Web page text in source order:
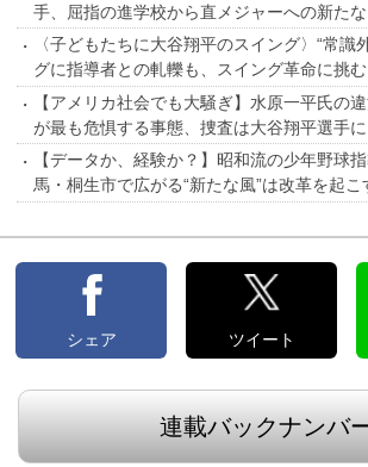
手、屈指の進学校から直メジャーへの新た
〈子どもたちに大谷翔平のスイング〉“常識
グに指導者との軋轢も、スイング革命に挑む
【アメリカ社会でも大騒ぎ】水原一平氏の
が最も危惧する事態、捜査は大谷翔平選手
【データか、経験か？】昭和流の少年野球
馬・桐生市で広がる“新たな風”は改革を起こ
シェア ツイート
連載バックナンバ